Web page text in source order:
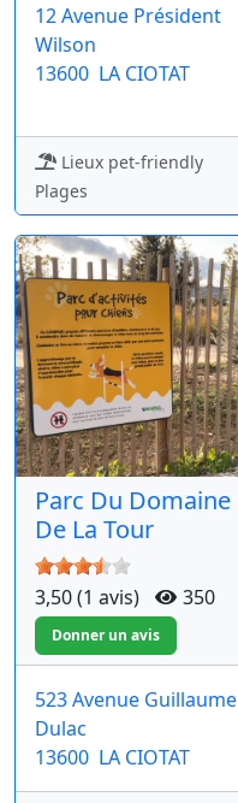
12 Avenue Président
Wilson
13600 LA CIOTAT
Lieux pet-friendly
Plages
Parc Du Domaine
De La Tour
3,50 (1 avis) 350
523 Avenue Guillaume
Dulac
13600 LA CIOTAT